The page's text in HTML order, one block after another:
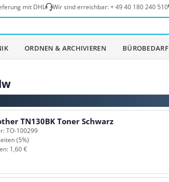
mit DHL Wir sind erreichbar:+ 49 40 180 240 510
ORDNEN & ARCHIVIEREN BÜROBEDARF
TN130BK Toner Schwarz
TO-100299
(5%)
1,60 €